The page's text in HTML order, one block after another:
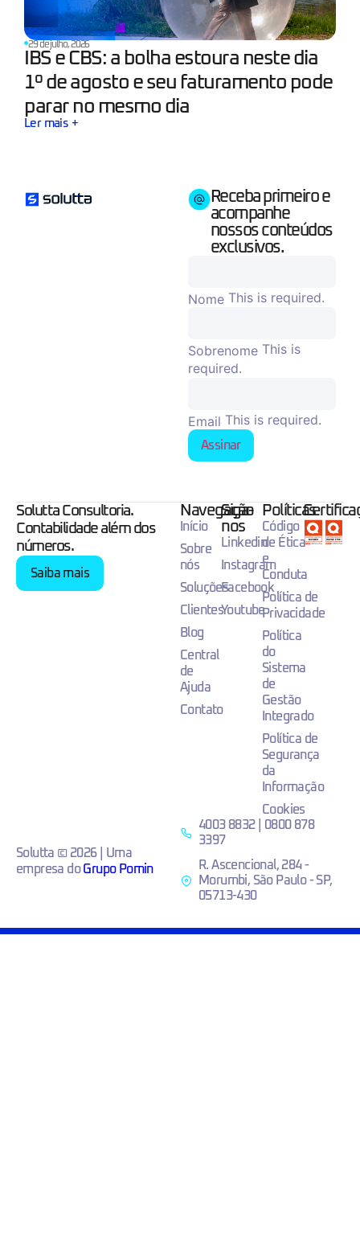
29 de julho, 2026
IBS e CBS: a bolha estoura neste dia
1º de agosto e seu faturamento pode
parar no mesmo dia
Ler mais +
Receba primeiro e
acompanhe
nossos conteúdos
exclusivos.
Nome This is required.
Sobrenome This is
required.
Email This is required.
Assinar
Solutta Consultoria.
Contabilidade além dos
números.
Saiba mais
Navegação
Início
Sobre
nós
Soluções
Clientes
Blog
Central
de
Ajuda
Contato
Siga-
nos
Linkedin
Instagram
Facebook
Youtube
Políticas
Código
de Ética
e
Conduta
Política de
Privacidade
Política
do
Sistema
de
Gestão
Integrado
Política de
Segurança
da
Informação
Cookies
Solutta © 2026 | Uma
empresa doGrupo Pomin
4003 8832 | 0800 878
3397
R. Ascencional, 284 -
Morumbi, São Paulo - SP,
05713-430